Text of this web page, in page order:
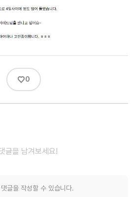
♡0
글을 남겨보세요!
글을 작성할 수 있습니다.